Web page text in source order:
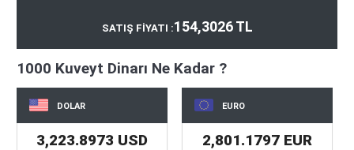
SATIŞ FİYATI :154,3026 TL
1000 Kuveyt Dinarı Ne Kadar ?
DOLAR
3,223.8973 USD
EURO
2,801.1797 EUR